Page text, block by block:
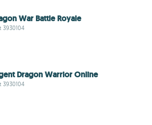
War Battle Royale
3930104
Dragon Warrior Online
3930104